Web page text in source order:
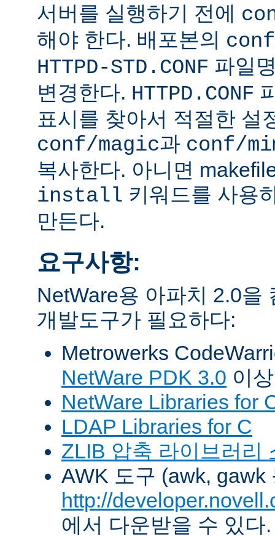
서버를 실행하기 전에
해야 한다. 배포본의 conf
HTTPD-STD.CONF 파일
변경한다. HTTPD.CONF
표시를 찾아서 적절한 설
conf/magic과 conf/
복사한다. 아니면
install 키워드를 사용
만든다.
요구사항:
NetWare용 아파치 2.0을
개발도구가 필요하다:
Metrowerks
NetWare PDK 3.0 이
NetWare Libraries for
LDAP Libraries for C
ZLIB 압축 라이브러리
AWK 도구 (awk, gawk
http://
에서 다운받을 수 있